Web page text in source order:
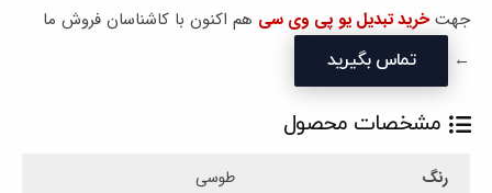
جهتخرید تبدیل یو پی وی سی هم اکنون با کاشناسان فروش ما
←
تماس بگیرید
مشخصات محصول
رنگ طوسی